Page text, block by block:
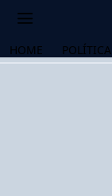
HOME POLÍTICA